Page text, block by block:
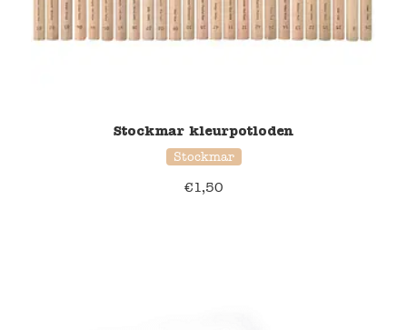
Stockmar kleurpotloden
Stockmar
€1,50